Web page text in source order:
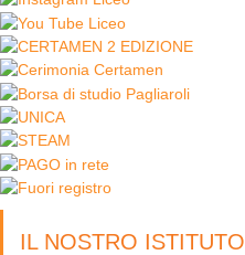
IL NOSTRO ISTITUTO